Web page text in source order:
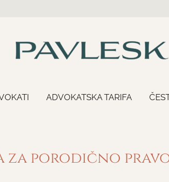
ADVOKATSKA TARIFA
porodično pravo